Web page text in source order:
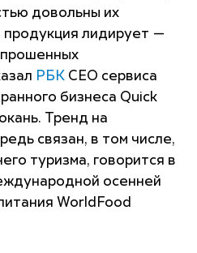
довольны их
лидирует —
РБК CEO сервиса
бизнеса Quick
Тренд на
связан, в том числе,
туризма, говорится в
осенней
WorldFood